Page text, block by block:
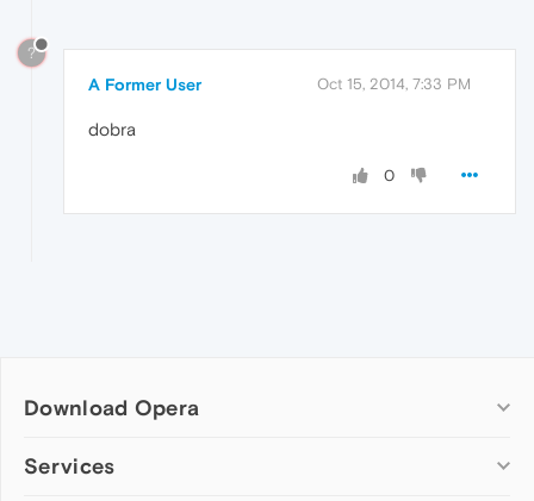
?
A Former User Oct 15, 2014, 7:33 PM
dobra
0
Download Opera
Computer browsers
Services